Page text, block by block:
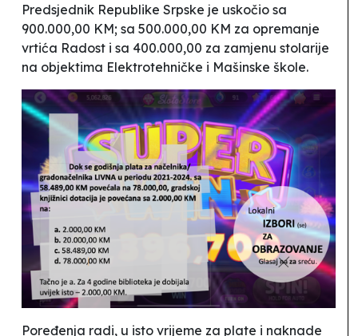
Predsjednik Republike Srpske je uskočio sa
900.000,00 KM; sa 500.000,00 KM za opremanje
vrtića Radost i sa 400.000,00 za zamjenu stolarije
na objektima Elektrotehničke i Mašinske škole.
Poređenja radi, u isto vrijeme za plate i naknade